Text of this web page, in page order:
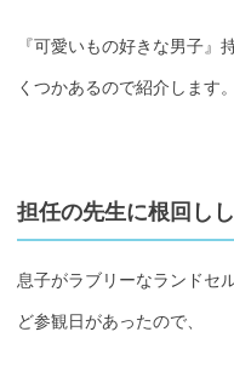
『可愛いもの好きな男子
くつかあるので紹介します。
担任の先生に根回しし
息子がラブリーなランドセ
ど参観日があったので、